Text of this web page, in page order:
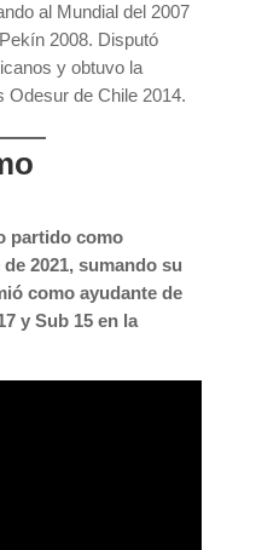
al Mundial del 2007
2008. Disputó
y obtuvo la
Odesur de Chile 2014.
partido como
2021, sumando su
como ayudante de
y Sub 15 en la